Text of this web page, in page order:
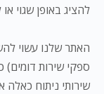
להציג באופן שגוי
ספקי שירות
שירותי ניתוח כאלה